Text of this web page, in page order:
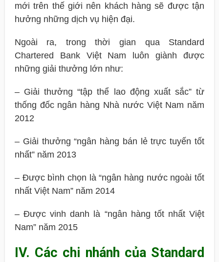
mới trên thế giới nên khách hàng sẽ được tận
hưởng những dịch vụ hiện đại.
Ngoài ra, trong thời gian qua Standard
Chartered Bank Việt Nam luôn giành được
những giải thưởng lớn như:
– Giải thưởng “tập thể lao động xuất sắc” từ
thống đốc ngân hàng Nhà nước Việt Nam năm
2012
– Giải thưởng “ngân hàng bán lẻ trực tuyến tốt
nhất” năm 2013
– Được bình chọn là “ngân hàng nước ngoài tốt
nhất Việt Nam” năm 2014
– Được vinh danh là “ngân hàng tốt nhất Việt
Nam” năm 2015
IV. Các chi nhánh của Standard